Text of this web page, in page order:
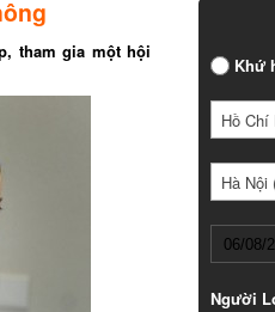
tham gia một hội
Khứ
Hồ Chí
Hà Nội
Người